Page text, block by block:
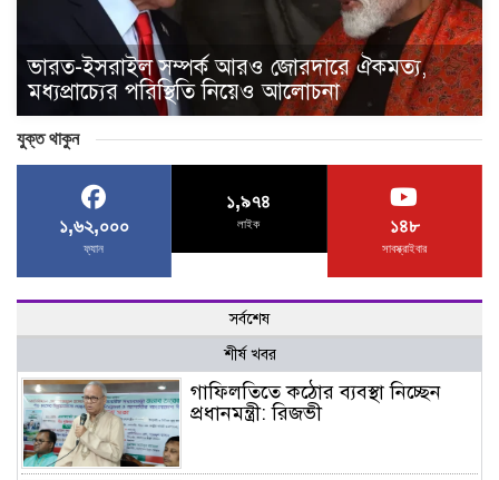
ভারত-ইসরাইল সম্পর্ক আরও জোরদারে ঐকমত্য,
মধ্যপ্রাচ্যের পরিস্থিতি নিয়েও আলোচনা
যুক্ত থাকুন
১,৬২,০০০
ফ্যান
১,৯৭৪
লাইক ১৪৮
সাবস্ক্রাইবার
সর্বশেষ
শীর্ষ খবর
গাফিলতিতে কঠোর ব্যবস্থা নিচ্ছেন
প্রধানমন্ত্রী: রিজভী